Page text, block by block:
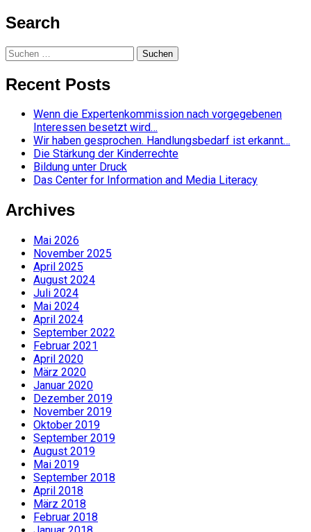
Search
Suchen
nach:
Recent Posts
Wenn die Expertenkommission nach vorgegebenen
Interessen besetzt wird…
Wir haben gesprochen. Handlungsbedarf ist erkannt…
Die Stärkung der Kinderrechte
Bildung unter Druck
Das Center for Information and Media Literacy
Archives
Mai 2026
November 2025
April 2025
August 2024
Juli 2024
Mai 2024
April 2024
September 2022
Februar 2021
April 2020
März 2020
Januar 2020
Dezember 2019
November 2019
Oktober 2019
September 2019
August 2019
Mai 2019
September 2018
April 2018
März 2018
Februar 2018